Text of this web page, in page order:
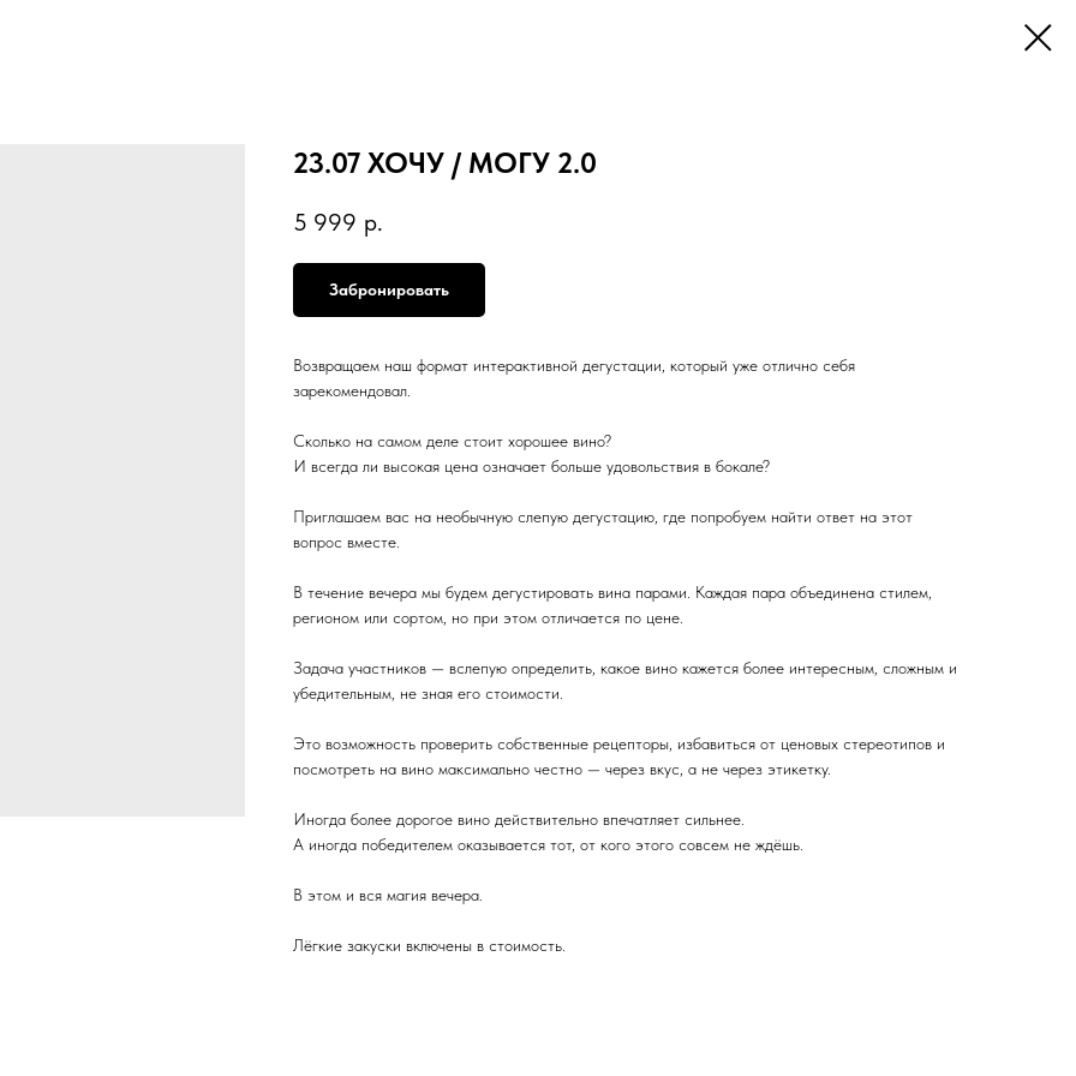
23.07 ХОЧУ / МОГУ 2.0
5 999 р.
Забронировать
Возвращаем наш формат интерактивной дегустации, который уже отлично себя
зарекомендовал.
Сколько на самом деле стоит хорошее вино?
И всегда ли высокая цена означает больше удовольствия в бокале?
Приглашаем вас на необычную слепую дегустацию, где попробуем найти ответ на этот
вопрос вместе.
В течение вечера мы будем дегустировать вина парами. Каждая пара объединена стилем,
регионом или сортом, но при этом отличается по цене.
Задача участников — вслепую определить, какое вино кажется более интересным, сложным и
убедительным, не зная его стоимости.
Это возможность проверить собственные рецепторы, избавиться от ценовых стереотипов и
посмотреть на вино максимально честно — через вкус, а не через этикетку.
Иногда более дорогое вино действительно впечатляет сильнее.
А иногда победителем оказывается тот, от кого этого совсем не ждёшь.
В этом и вся магия вечера.
Лёгкие закуски включены в стоимость.